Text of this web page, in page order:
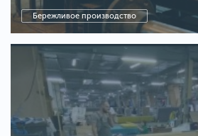
Бережливое производство